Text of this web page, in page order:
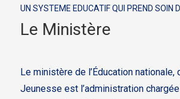
UN SYSTEME EDUCATIF QUI PREND SOIN
Le Ministère
Le ministère de l’Éducation nationale,
Jeunesse est l’administration